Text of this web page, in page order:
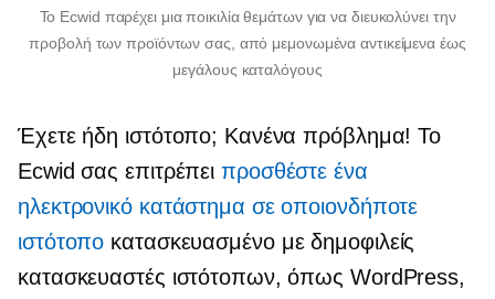
Το Ecwid παρέχει μια ποικιλία θεμάτων για να διευκολύνει την
προβολή των προϊόντων σας, από μεμονωμένα αντικείμενα έως
μεγάλους καταλόγους
Έχετε ήδη ιστότοπο; Κανένα πρόβλημα! Το
Ecwid σας επιτρέπειπροσθέστε ένα
ηλεκτρονικό κατάστημα σε οποιονδήποτε
ιστότοπο κατασκευασμένο με δημοφιλείς
κατασκευαστές ιστότοπων, όπως WordPress,